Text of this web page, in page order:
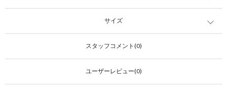
サイズ
スタッフコメント(0)
ユーザーレビュー(0)